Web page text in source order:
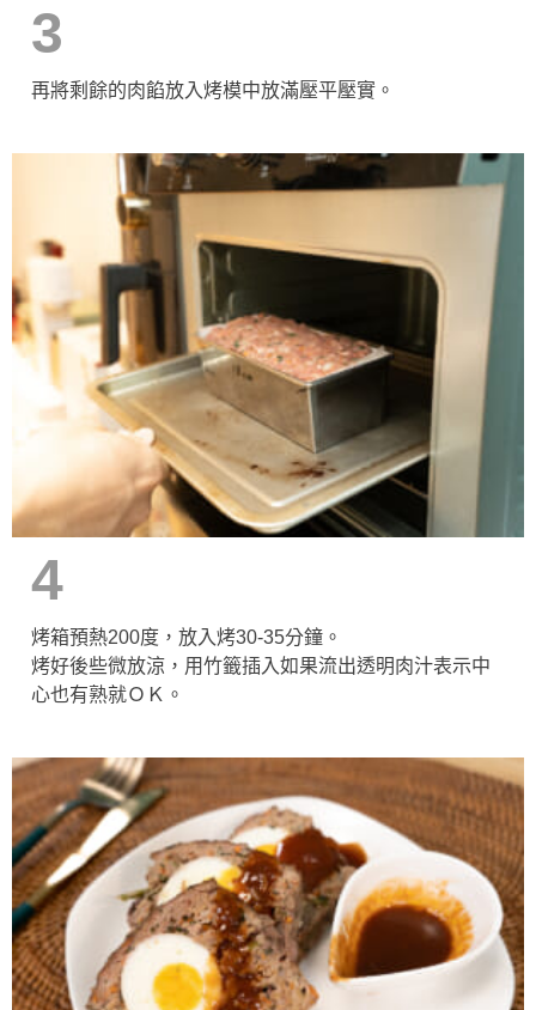
3
再將剩餘的肉餡放入烤模中放滿壓平壓實。
4
烤箱預熱200度，放入烤30-35分鐘。
烤好後些微放涼，用竹籤插入如果流出透明肉汁表示中
心也有熟就ＯＫ。